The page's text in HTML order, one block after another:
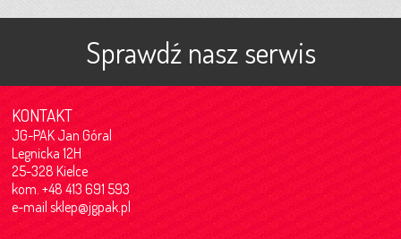
Sprawdź nasz serwis
KONTAKT
JG-PAK Jan Góral
Legnicka 12H
25-328 Kielce
kom. +48 413 691 593
e-mailsklep@jgpak.pl